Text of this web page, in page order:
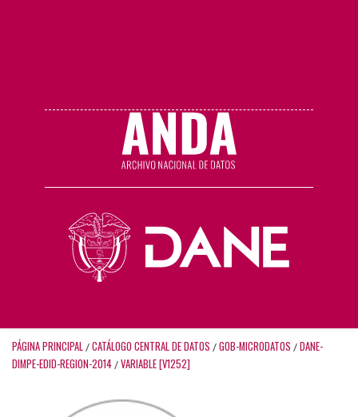
PÁGINA PRINCIPAL / CATÁLOGO CENTRAL DE DATOS / GOB-MICRODATOS / DANE-
DIMPE-EDID-REGION-2014 / VARIABLE [V1252]